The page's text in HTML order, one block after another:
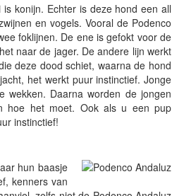
konijn. Echter is deze hond een all
en vogels. Vooral de Podenco
foklijnen. De ene is gefokt voor de
naar de jager. De andere lijn werkt
deze dood schiet, waarna de hond
het werkt puur instinctief. Jonge
Daarna worden de jongen
hoe het moet. Ook als u een pup
instinctief!
hun baasje
kenners van